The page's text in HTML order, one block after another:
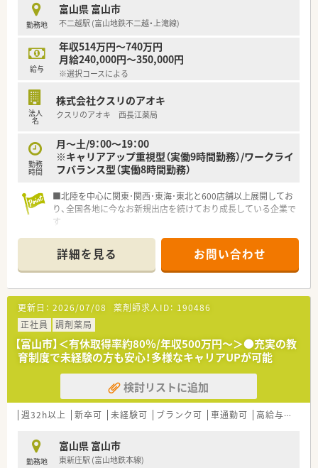
勤務地
富山県 富山市
不二越駅 (富山地鉄不二越・上滝線)
給与
年収514万円～740万円
月給240,000円～350,000円
※選択コースによる
法人
名
株式会社クスリのアオキ
クスリのアオキ 西長江薬局
勤務
時間
月～土/9：00〜19：00
※キャリアアップ重視型（実働9時間勤務）/ワークライ
フバランス型（実働8時間勤務）
■北陸を中心に関東･関西･東海･東北と600店舗以上展開してお
り、全国各地に今なお新規出店を続けており成長している企業で
す
≪年収600万(9時間勤務)or500万(8時間勤務)≫事が可能です
です
■多様なキャリアパスがあり「DI業務･運営･採用・バイヤー・人材
教育」といった他の職種へのチャレンジも可能です
■調剤過誤率は、ひと月あたり「0.02%」程度と殆ど過誤が発生
しにくい環境なので安心して働く事が出来ます
■｢2年目で薬局長・4年目でエリアマネージャー(SV)」に昇格でき
るなど、成長中の企業だから昇格チャンスも多い企業です
■音声入力の薬歴･ピッキングサポートシステム･薬歴閲覧用の
タブレット設置など、薬剤師が安心して働く事が出来る様に最新
の機械を導入されています
■有給取得率は全社員平均80％、年一回1週間程度の長期連休取
得できるリフレッシュ制度があります
詳細を見る お問い合わせ
更新日： 2026/07/08 薬剤師求人ID： 190486
正社員
調剤薬局
【富山市】＜有休取得率約80％/年収500万円～＞●充実の教
育制度で未経験の方も安心！多様なキャリアUPが可能
検討リストに追加
週32h以上 新卒可 未経験可 ブランク可 車通勤可 高給与(600万円以上)
勤務地
富山県 富山市
東新庄駅 (富山地鉄本線)